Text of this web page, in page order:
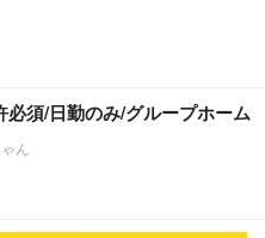
必須/日勤のみ/グループホーム
ん